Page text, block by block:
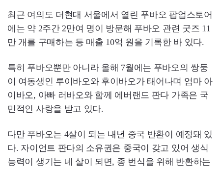
최근 여의도 더현대 서울에서 열린 푸바오 팝업스토어
에는 약 2주간 2만여 명이 방문해 푸바오 관련 굿즈 11
만 개를 구매하는 등 매출 10억 원을 기록한 바 있다.
특히 푸바오뿐만 아니라 올해 7월에는 푸바오의 쌍둥
이 여동생인 루이바오와 후이바오가 태어나며 엄마 아
이바오, 아빠 러바오와 함께 에버랜드 판다 가족은 국
민적인 사랑을 받고 있다.
다만 푸바오는 4살이 되는 내년 중국 반환이 예정돼 있
다. 자이언트 판다의 소유권은 중국이 갖고 있어 생식
능력이 생기는 네 살이 되면, 종 번식을 위해 반환하는